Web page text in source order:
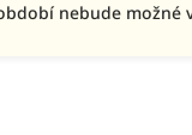
nebude možné